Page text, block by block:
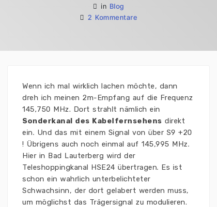
in Blog
2 Kommentare
Wenn ich mal wirklich lachen möchte, dann
dreh ich meinen 2m-Empfang auf die Frequenz
145,750 MHz. Dort strahlt nämlich ein
Sonderkanal des Kabelfernsehens direkt
ein. Und das mit einem Signal von über S9 +20
! Übrigens auch noch einmal auf 145,995 MHz.
Hier in Bad Lauterberg wird der
Teleshoppingkanal HSE24 übertragen. Es ist
schon ein wahrlich unterbelichteter
Schwachsinn, der dort gelabert werden muss,
um möglichst das Trägersignal zu modulieren.